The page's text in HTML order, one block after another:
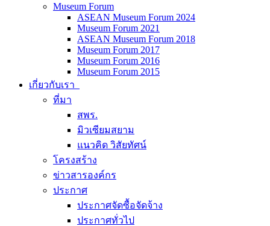
Museum Forum
ASEAN Museum Forum 2024
Museum Forum 2021
ASEAN Museum Forum 2018
Museum Forum 2017
Museum Forum 2016
Museum Forum 2015
เกี่ยวกับเรา
ที่มา
สพร.
มิวเซียมสยาม
แนวคิด วิสัยทัศน์
โครงสร้าง
ข่าวสารองค์กร
ประกาศ
ประกาศจัดซื้อจัดจ้าง
ประกาศทั่วไป